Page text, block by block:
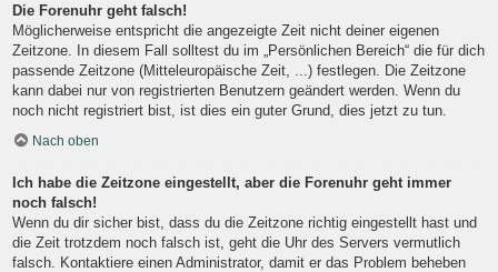
Die Forenuhr geht falsch!
Möglicherweise entspricht die angezeigte Zeit nicht deiner eigenen
Zeitzone. In diesem Fall solltest du im „Persönlichen Bereich“ die für dich
passende Zeitzone (Mitteleuropäische Zeit, ...) festlegen. Die Zeitzone
kann dabei nur von registrierten Benutzern geändert werden. Wenn du
noch nicht registriert bist, ist dies ein guter Grund, dies jetzt zu tun.
Nach oben
Ich habe die Zeitzone eingestellt, aber die Forenuhr geht immer
noch falsch!
Wenn du dir sicher bist, dass du die Zeitzone richtig eingestellt hast und
die Zeit trotzdem noch falsch ist, geht die Uhr des Servers vermutlich
falsch. Kontaktiere einen Administrator, damit er das Problem beheben